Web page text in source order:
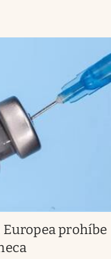
Europea prohíbe